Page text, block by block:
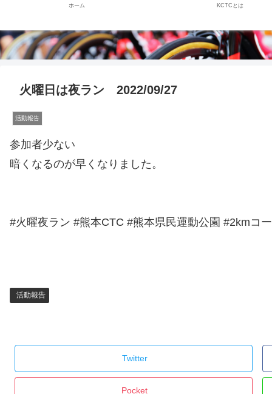
火曜日は夜ラン 2022/09/27
活動報告
参加者少ない
暗くなるのが早くなりました。
#火曜夜ラン #熊本CTC #熊本県民運動公園 #2kmコ
活動報告
Twitter
Pocket
ホーム KCTCとは